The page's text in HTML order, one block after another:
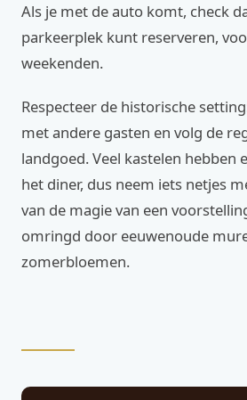
Als je met de auto komt, check
parkeerplek kunt reserveren,
weekenden.
Respecteer de historische
met andere gasten en volg de
landgoed. Veel kastelen hebben
het diner, dus neem iets netjes
van de magie van een
omringd door eeuwenoude
zomerbloemen.